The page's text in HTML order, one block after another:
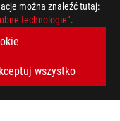
można znaleźć tutaj:
technologie”.
wszystko
FILTER